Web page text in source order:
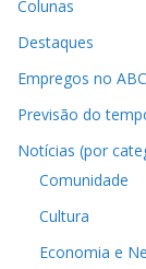
Colunas
Destaques
Empregos no ABC
Previsão do
Notícias (por
Comunidade
Cultura
Economia e